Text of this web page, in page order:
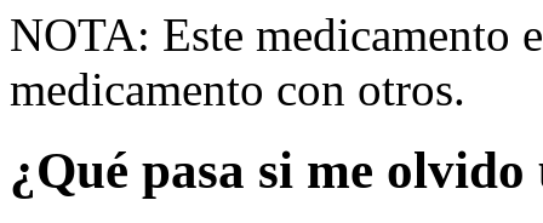
NOTA: Este medicamento
medicamento con otros.
¿Qué pasa si me olvido